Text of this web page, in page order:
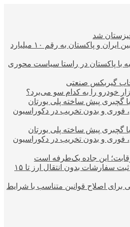
شد
افزایش حجم تجارت بین ایران و پاکستان به رقم ۱۰ میلیارد
با پاکستان در راستا سیاست محوری
گیربکس صنعتی
خودرو را به کدام سو می‌برد؟
با گچبری پیش ساخته پلی یورتان
فوری و بدون تخریب در دکوراسیون
با گچبری پیش ساخته پلی یورتان
فوری و بدون تخریب در دکوراسیون
تمدید بخشنامه اعتبار ثبت سفارشات بدون انتقال ارز تا ۱۵
اصلاح قوانین متناسب با شرایط